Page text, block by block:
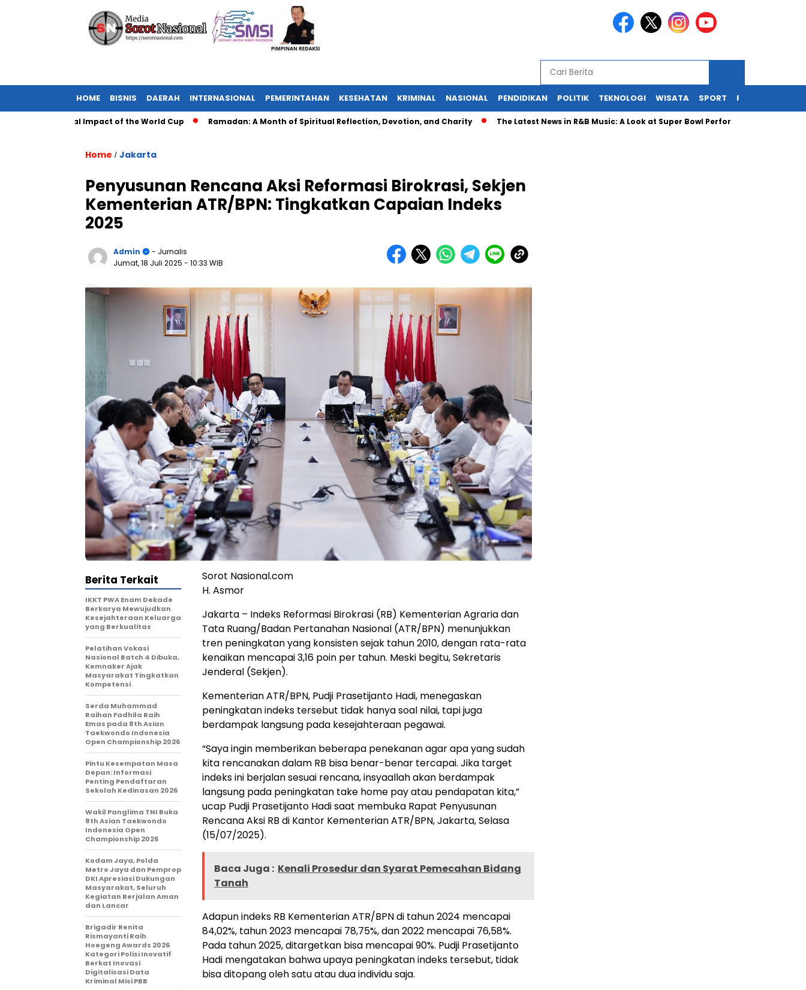
HOME BISNIS DAERAH INTERNASIONAL PEMERINTAHAN KESEHATAN KRIMINAL NASIONAL PENDIDIKAN POLITIK TEKNOLOGI WISATA SPORT REDAKSI
The Global Impact of the World Cup Ramadan: A Month of Spiritual Reflection, Devotion, and Charity The Latest News in R&B Music: A Look at Super Bowl Performances, New
Home / Jakarta
Penyusunan Rencana Aksi Reformasi Birokrasi, Sekjen
Kementerian ATR/BPN: Tingkatkan Capaian Indeks
2025
Admin
- Jurnalis
Jumat, 18 Juli 2025 - 10:33 WIB
Sorot Nasional.com
H. Asmor
Jakarta – Indeks Reformasi Birokrasi (RB) Kementerian Agraria dan
Tata Ruang/Badan Pertanahan Nasional (ATR/BPN) menunjukkan
tren peningkatan yang konsisten sejak tahun 2010, dengan rata-rata
kenaikan mencapai 3,16 poin per tahun. Meski begitu, Sekretaris
Jenderal (Sekjen).
Kementerian ATR/BPN, Pudji Prasetijanto Hadi, menegaskan
peningkatan indeks tersebut tidak hanya soal nilai, tapi juga
berdampak langsung pada kesejahteraan pegawai.
“Saya ingin memberikan beberapa penekanan agar apa yang sudah
kita rencanakan dalam RB bisa benar-benar tercapai. Jika target
indeks ini berjalan sesuai rencana, insyaallah akan berdampak
langsung pada peningkatan take home pay atau pendapatan kita,”
ucap Pudji Prasetijanto Hadi saat membuka Rapat Penyusunan
Rencana Aksi RB di Kantor Kementerian ATR/BPN, Jakarta, Selasa
(15/07/2025).
Baca Juga : Kenali Prosedur dan Syarat Pemecahan Bidang
Tanah
Adapun indeks RB Kementerian ATR/BPN di tahun 2024 mencapai
84,02%, tahun 2023 mencapai 78,75%, dan 2022 mencapai 76,58%.
Pada tahun 2025, ditargetkan bisa mencapai 90%. Pudji Prasetijanto
Hadi mengatakan bahwa upaya peningkatan indeks tersebut, tidak
bisa ditopang oleh satu atau dua individu saja.
Berita Terkait
IKKT PWA Enam Dekade
Berkarya Mewujudkan
Kesejahteraan Keluarga
yang Berkualitas
Pelatihan Vokasi
Nasional Batch 4 Dibuka,
Kemnaker Ajak
Masyarakat Tingkatkan
Kompetensi
Serda Muhammad
Raihan Fadhila Raih
Emas pada 8th Asian
Taekwondo Indonesia
Open Championship 2026
Pintu Kesempatan Masa
Depan: Informasi
Penting Pendaftaran
Sekolah Kedinasan 2026
Wakil Panglima TNI Buka
8th Asian Taekwondo
Indonesia Open
Championship 2026
Kodam Jaya, Polda
Metro Jaya dan Pemprop
DKI Apresiasi Dukungan
Masyarakat, Seluruh
Kegiatan Berjalan Aman
dan Lancar
Brigadir Renita
Rismayanti Raih
Hoegeng Awards 2026
Kategori Polisi Inovatif
Berkat Inovasi
Digitalisasi Data
Kriminal Misi PBB